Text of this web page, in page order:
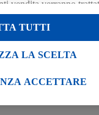
di squadra in
vendita verranno
singolarmente le
in merito al
comprese quelle
nella nostra
ACCETTARE
LA SCELTA
TUTTI